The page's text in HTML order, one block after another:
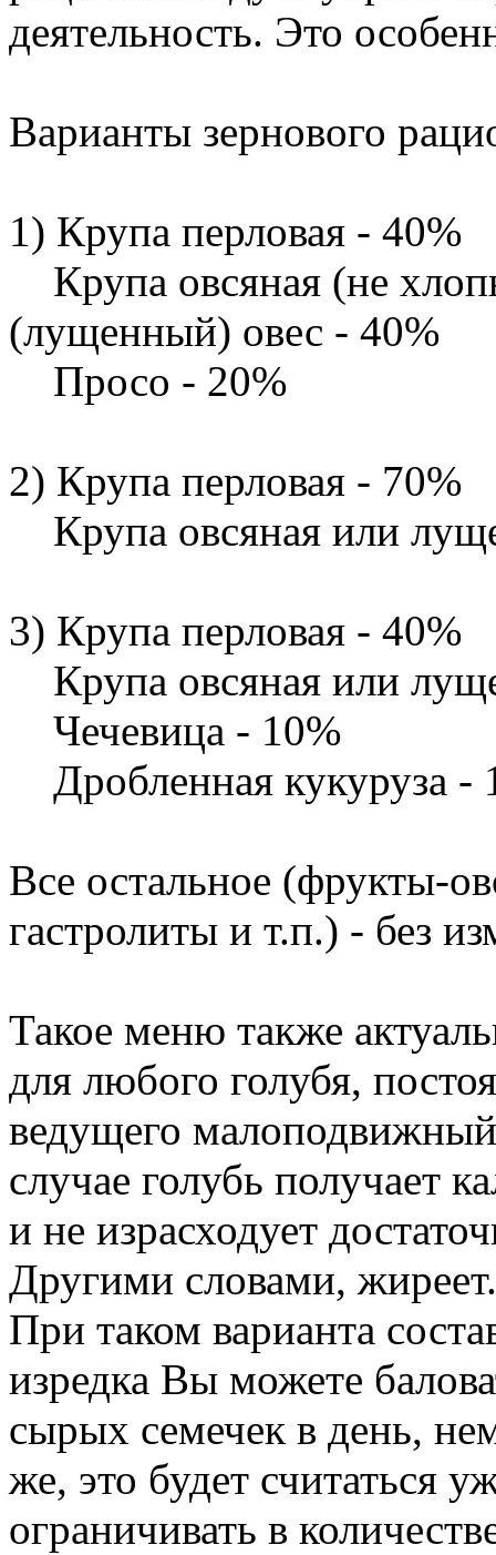
деятельность. Это
Варианты зернового
1) Крупа перловая - 40%
Крупа овсяная (не
(лущенный) овес - 40%
Просо - 20%
2) Крупа перловая - 70%
Крупа овсяная или
3) Крупа перловая - 40%
Крупа овсяная или
Чечевица - 10%
Дробленная кукуруза -
Все остальное (фрукты-
гастролиты и т.п.) - без
Такое меню также
для любого голубя,
ведущего
случае голубь получает
и не израсходует
Другими словами, жиреет.
При таком варианта
изредка Вы можете
сырых семечек в день,
же, это будет считаться
ограничивать в